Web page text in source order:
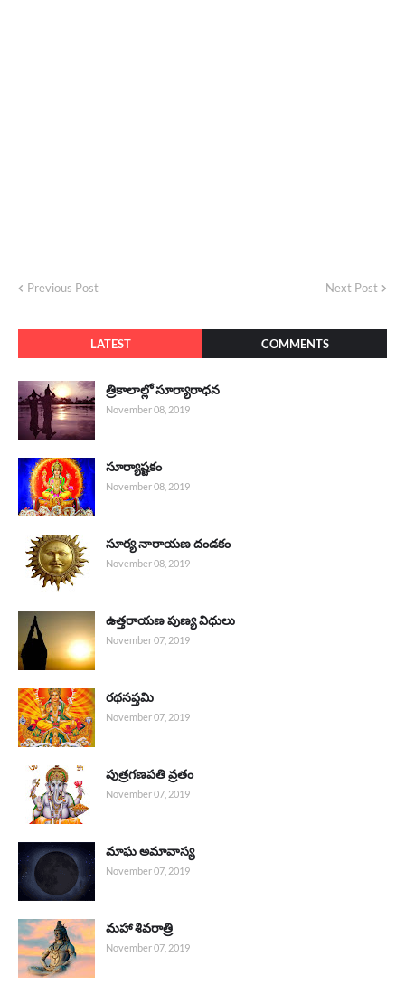
Previous Post Next Post
LATEST COMMENTS
త్రికాలాల్లో సూర్యారాధన
November 08, 2019
సూర్యాష్టకం
November 08, 2019
సూర్య నారాయణ దండకం
November 08, 2019
ఉత్తరాయణ పుణ్య విధులు
November 07, 2019
రథసప్తమి
November 07, 2019
పుత్రగణపతి వ్రతం
November 07, 2019
మాఘ అమావాస్య
November 07, 2019
మహా శివరాత్రి
November 07, 2019